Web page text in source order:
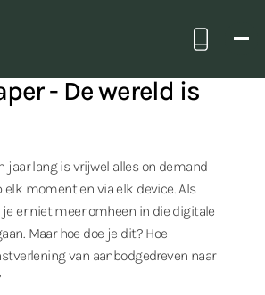
Bel ons
alle insights
- De wereld is
jaar lang is vrijwel alles on demand
elk moment en via elk device. Als
er niet meer omheen in die digitale
Maar hoe doe je dit? Hoe
van aanbodgedreven naar